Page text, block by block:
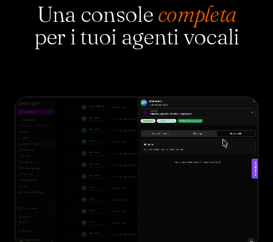
Una console completa
per i tuoi agenti vocali